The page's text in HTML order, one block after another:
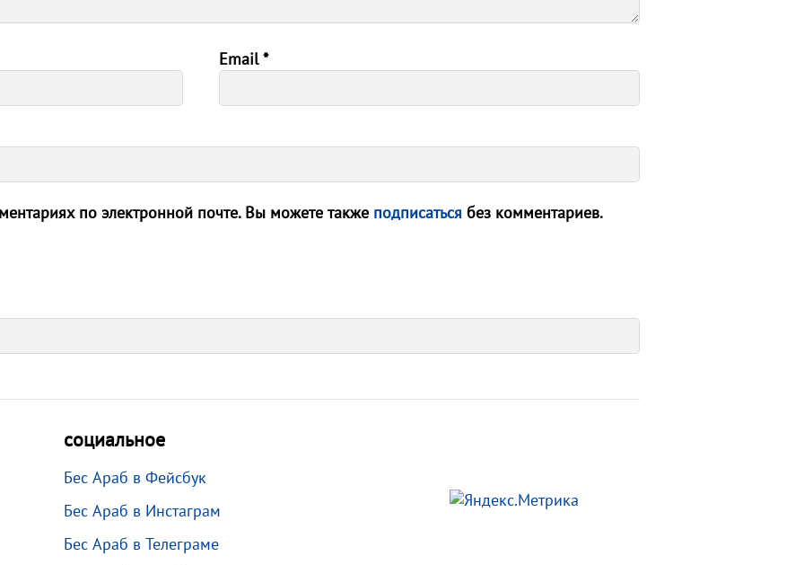
Email*
по электронной почте. Вы можете также подписаться без комментариев.
социальное
Бес Араб в Фейсбук
Бес Араб в Инстаграм
Бес Араб в Телеграме